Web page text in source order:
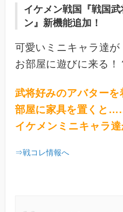
イケメン戦国『戦国武
ン』新機能追加！
可愛いミニキャラ達が
お部屋に遊びに来る！
武将好みのアバターを
部屋に家具を置くと
イケメンミニキャラ達
⇒戦コレ情報へ